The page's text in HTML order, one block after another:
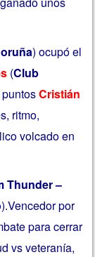
) ocupó el
(Club
puntosCristián
ritmo,
volcado en
Thunder –
).Vencedor por
para cerrar
vs veteranía,